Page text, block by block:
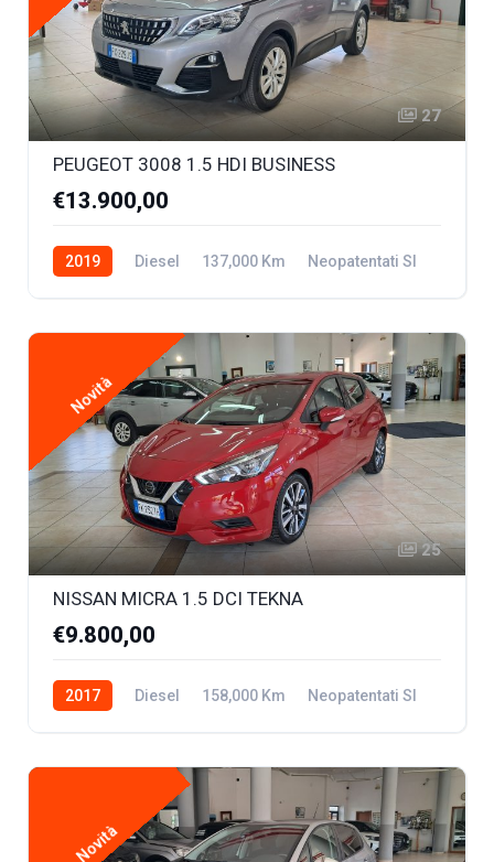
27
PEUGEOT 3008 1.5 HDI BUSINESS
€13.900,00
2019 Diesel 137,000 Km Neopatentati SI
Novità
25
NISSAN MICRA 1.5 DCI TEKNA
€9.800,00
2017 Diesel 158,000 Km Neopatentati SI
Novità